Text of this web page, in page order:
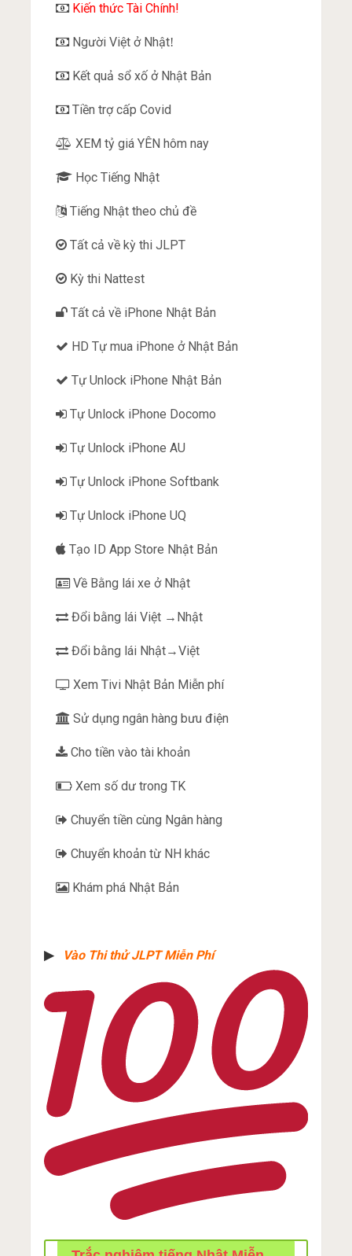
Kiến thức Tài Chính!
Người Việt ở Nhật!
Kết quả sổ xố ở Nhật Bản
Tiền trợ cấp Covid
XEM tỷ giá YÊN hôm nay
Học Tiếng Nhật
Tiếng Nhật theo chủ đề
Tất cả về kỳ thi JLPT
Kỳ thi Nattest
Tất cả về iPhone Nhật Bản
HD Tự mua iPhone ở Nhật Bản
Tự Unlock iPhone Nhật Bản
Tự Unlock iPhone Docomo
Tự Unlock iPhone AU
Tự Unlock iPhone Softbank
Tự Unlock iPhone UQ
Tạo ID App Store Nhật Bản
Về Bằng lái xe ở Nhật
Đổi bằng lái Việt →Nhật
Đổi bằng lái Nhật→Việt
Xem Tivi Nhật Bản Miễn phí
Sử dụng ngân hàng bưu điện
Cho tiền vào tài khoản
Xem số dư trong TK
Chuyển tiền cùng Ngân hàng
Chuyển khoản từ NH khác
Khám phá Nhật Bản
▶︎ Vào Thi thử JLPT Miễn Phí